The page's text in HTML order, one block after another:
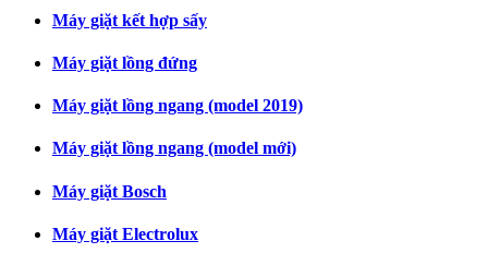
Máy giặt kết hợp sấy
Máy giặt lồng đứng
Máy giặt lồng ngang (model 2019)
Máy giặt lồng ngang (model mới)
Máy giặt Bosch
Máy giặt Electrolux